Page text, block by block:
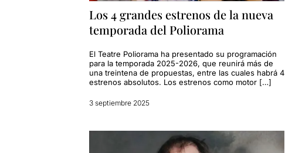
Los 4 grandes estrenos de la nueva
temporada del Poliorama
El Teatre Poliorama ha presentado su programación
para la temporada 2025-2026, que reunirá más de
una treintena de propuestas, entre las cuales habrá 4
estrenos absolutos. Los estrenos como motor […]
3 septiembre 2025